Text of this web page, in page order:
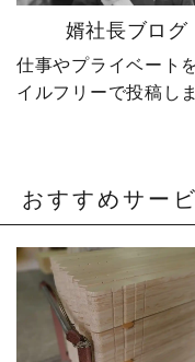
婿社長ブログ
仕事やプライベート
イルフリーで投稿し
おすすめサー